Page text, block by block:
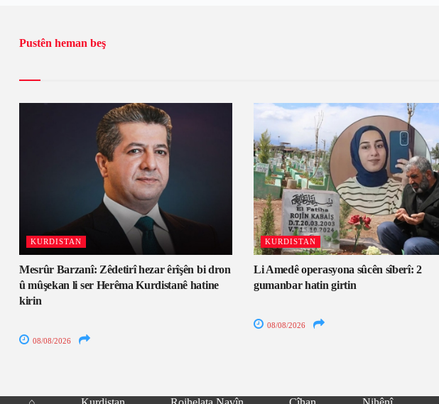
Pustên heman beş
KURDISTAN
Mesrûr Barzanî: Zêdetirî hezar êrîşên bi dron
û mûşekan li ser Herêma Kurdistanê hatine
kirin
08/08/2026
KURDISTAN
Li Amedê operasyona sûcên sîberî: 2
gumanbar hatin girtin
08/08/2026